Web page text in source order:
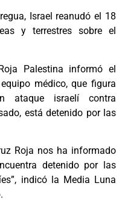
Israel reanudó el 18
y terrestres sobre el
Palestina informó el
médico, que figura
ataque israelí contra
está detenido por las
Roja nos ha informado
detenido por las
indicó la Media Luna